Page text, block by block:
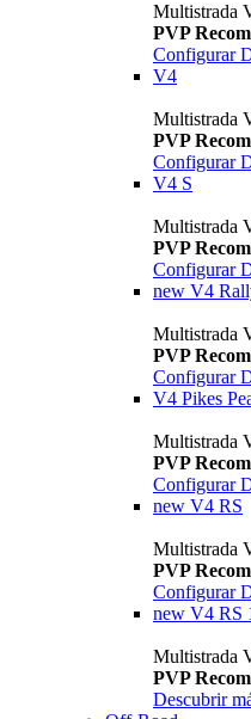
Multistrada
PVP
Configurar
V4
Multistrada
PVP
Configurar
V4 S
Multistrada
PVP
Configurar
new V4
Multistrada
PVP
Configurar
V4 Pikes
Multistrada
PVP
Configurar
new V4 RS
Multistrada
PVP
Configurar
new V4 RS
Multistrada
PVP
Descubrir